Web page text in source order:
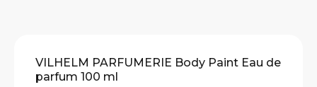
VILHELM PARFUMERIE Body Paint Eau de
parfum 100 ml